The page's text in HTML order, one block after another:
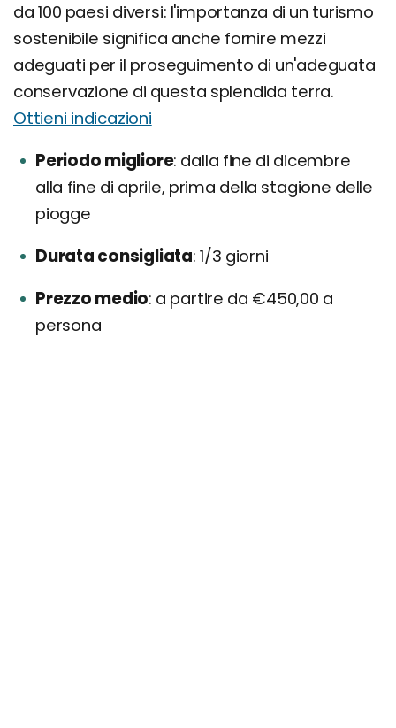
da 100 paesi diversi: l'importanza di un turismo
sostenibile significa anche fornire mezzi
adeguati per il proseguimento di un'adeguata
conservazione di questa splendida terra.
Ottieni indicazioni
Periodo migliore dalla fine di dicembre
alla fine di aprile, prima della stagione delle
piogge
Durata consigliata 1/3 giorni
Prezzo medio a partire da €450,00 a
persona